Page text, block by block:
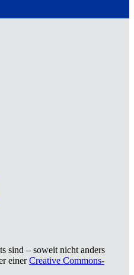
sind – soweit nicht anders
einerCreative Commons-